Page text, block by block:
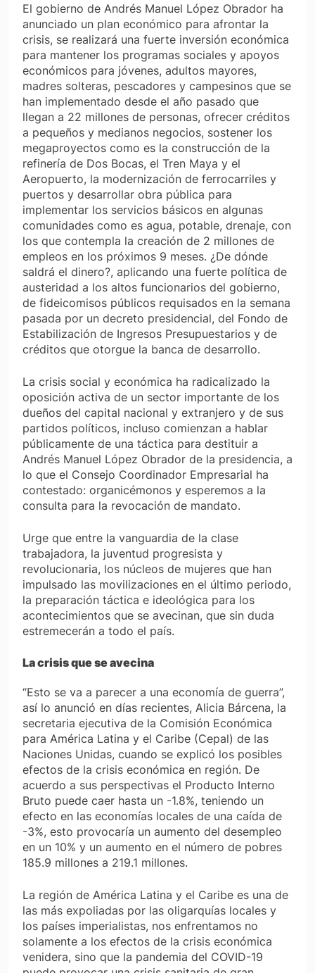
El gobierno de Andrés Manuel López Obrador ha
anunciado un plan económico para afrontar la
crisis, se realizará una fuerte inversión económica
para mantener los programas sociales y apoyos
económicos para jóvenes, adultos mayores,
madres solteras, pescadores y campesinos que se
han implementado desde el año pasado que
llegan a 22 millones de personas, ofrecer créditos
a pequeños y medianos negocios, sostener los
megaproyectos como es la construcción de la
refinería de Dos Bocas, el Tren Maya y el
Aeropuerto, la modernización de ferrocarriles y
puertos y desarrollar obra pública para
implementar los servicios básicos en algunas
comunidades como es agua, potable, drenaje, con
los que contempla la creación de 2 millones de
empleos en los próximos 9 meses. ¿De dónde
saldrá el dinero?, aplicando una fuerte política de
austeridad a los altos funcionarios del gobierno,
de fideicomisos públicos requisados en la semana
pasada por un decreto presidencial, del Fondo de
Estabilización de Ingresos Presupuestarios y de
créditos que otorgue la banca de desarrollo.
La crisis social y económica ha radicalizado la
oposición activa de un sector importante de los
dueños del capital nacional y extranjero y de sus
partidos políticos, incluso comienzan a hablar
públicamente de una táctica para destituir a
Andrés Manuel López Obrador de la presidencia, a
lo que el Consejo Coordinador Empresarial ha
contestado: organicémonos y esperemos a la
consulta para la revocación de mandato.
Urge que entre la vanguardia de la clase
trabajadora, la juventud progresista y
revolucionaria, los núcleos de mujeres que han
impulsado las movilizaciones en el último periodo,
la preparación táctica e ideológica para los
acontecimientos que se avecinan, que sin duda
estremecerán a todo el país.
La crisis que se avecina
“Esto se va a parecer a una economía de guerra”,
así lo anunció en días recientes, Alicia Bárcena, la
secretaria ejecutiva de la Comisión Económica
para América Latina y el Caribe (Cepal) de las
Naciones Unidas, cuando se explicó los posibles
efectos de la crisis económica en región. De
acuerdo a sus perspectivas el Producto Interno
Bruto puede caer hasta un -1.8%, teniendo un
efecto en las economías locales de una caída de
-3%, esto provocaría un aumento del desempleo
en un 10% y un aumento en el número de pobres
185.9 millones a 219.1 millones.
La región de América Latina y el Caribe es una de
las más expoliadas por las oligarquías locales y
los países imperialistas, nos enfrentamos no
solamente a los efectos de la crisis económica
venidera, sino que la pandemia del COVID-19